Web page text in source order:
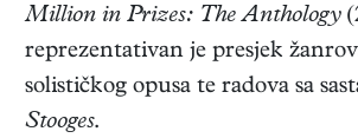
Million in Prizes: The Anthology
reprezentativan je presjek
solističkog opusa te radova sa
Stooges.